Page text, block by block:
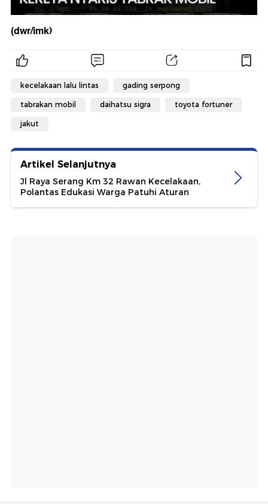
(dwr/imk)
kecelakaan lalu lintas gading serpong
tabrakan mobil daihatsu sigra toyota fortuner
jakut
Artikel Selanjutnya
Jl Raya Serang Km 32 Rawan Kecelakaan,
Polantas Edukasi Warga Patuhi Aturan